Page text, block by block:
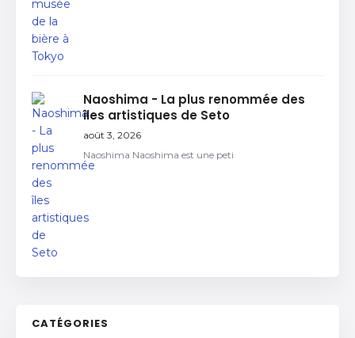
Naoshima - La plus renommée des
îles artistiques de Seto
août 3, 2026
Naoshima Naoshima est une peti
CATÉGORIES